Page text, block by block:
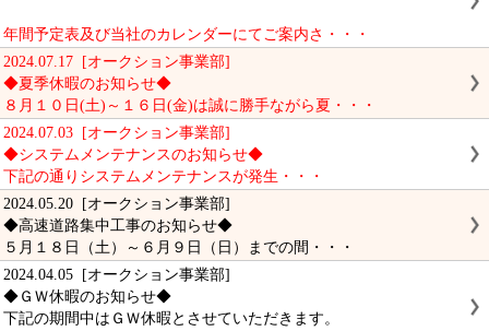
年間予定表及び当社のカレンダーにてご案内さ・・・
2024.07.17 [オークション事業部]
◆夏季休暇のお知らせ◆
８月１０日(土)～１６日(金)は誠に勝手ながら夏・・・
2024.07.03 [オークション事業部]
◆システムメンテナンスのお知らせ◆
下記の通りシステムメンテナンスが発生・・・
2024.05.20 [オークション事業部]
◆高速道路集中工事のお知らせ◆
５月１８日（土）～６月９日（日）までの間・・・
2024.04.05 [オークション事業部]
◆ＧＷ休暇のお知らせ◆
下記の期間中はＧＷ休暇とさせていただきます。